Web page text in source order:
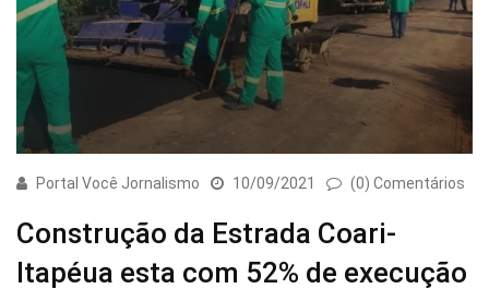
Portal Você Jornalismo 10/09/2021 (0) Comentários
Construção da Estrada Coari-
Itapéua esta com 52% de execução